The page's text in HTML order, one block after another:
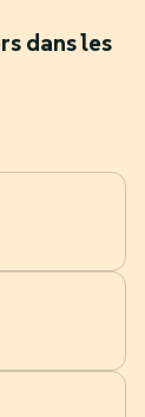
dans les